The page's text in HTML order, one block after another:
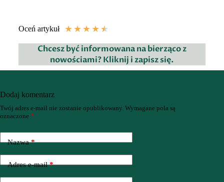
Oceń artykuł ★ ★ ★ ★ ★
Chcesz być informowana na bierząco z
nowościami? Kliknij i zapisz się.
Dodaj komentarz
Twój adres e-mail nie zostanie opublikowany. Wymagane pola są
oznaczone *
Nazwa*
Adres e-mail*